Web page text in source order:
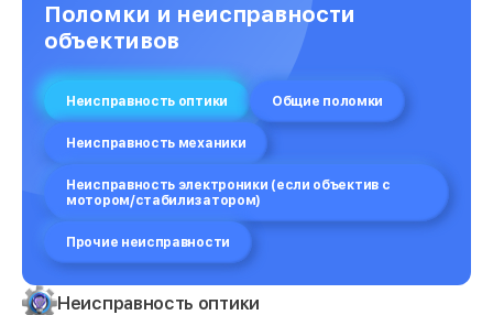
Поломки и неисправности
объективов
Неисправность оптики Общие поломки
Неисправность механики
Неисправность электроники (если объектив с
мотором/стабилизатором)
Прочие неисправности
Неисправность оптики